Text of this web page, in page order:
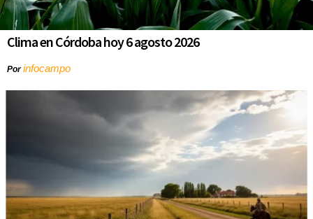
Clima en Córdoba hoy 6 agosto 2026
Porinfocampo